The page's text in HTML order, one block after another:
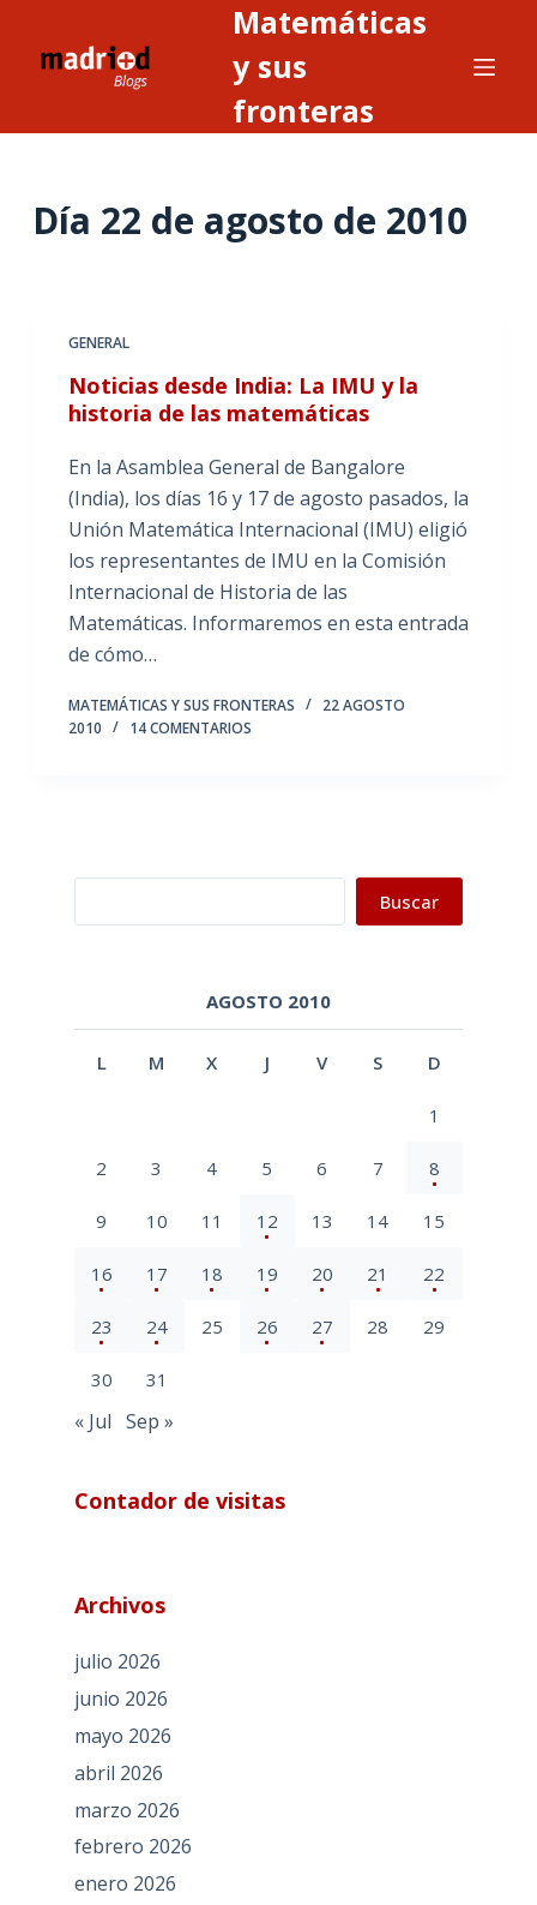
Matemáticas
y sus
fronteras
Día 22 de agosto de 2010
GENERAL
Noticias desde India: La IMU y la
historia de las matemáticas
En la Asamblea General de Bangalore
(India), los días 16 y 17 de agosto pasados, la
Unión Matemática Internacional (IMU) eligió
los representantes de IMU en la Comisión
Internacional de Historia de las
Matemáticas. Informaremos en esta entrada
de cómo…
MATEMÁTICAS Y SUS FRONTERAS
22 AGOSTO
2010
14 COMENTARIOS
Buscar
AGOSTO 2010
L M X J V S D
1
2 3 4 5 6 7 8
9 10 11 12 13 14 15
16 17 18 19 20 21 22
23 24 25 26 27 28 29
30 31
« Jul Sep »
Contador de visitas
Archivos
julio 2026
junio 2026
mayo 2026
abril 2026
marzo 2026
febrero 2026
enero 2026